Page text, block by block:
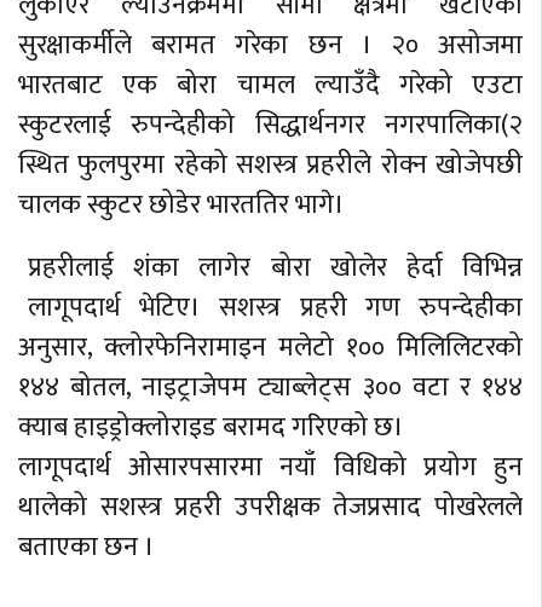
सुरक्षाकर्मीले बरामत गरेका छन । २० असोजमा
भारतबाट एक बोरा चामल ल्याउँदै गरेको एउटा
स्कुटरलाई रुपन्देहीको सिद्धार्थनगर नगरपालिका(२
स्थित फुलपुरमा रहेको सशस्त्र प्रहरीले रोक्न खोजेपछी
चालक स्कुटर छोडेर भारततिर भागे।
प्रहरीलाई शंका लागेर बोरा खोलेर हेर्दा विभिन्न
लागूपदार्थ भेटिए। सशस्त्र प्रहरी गण रुपन्देहीका
अनुसार, क्लोरफेनिरामाइन मलेटो १०० मिलिलिटरको
१४४ बोतल, नाइट्राजेपम ट्याब्लेट्स ३०० वटा र १४४
क्याब हाइड्रोक्लोराइड बरामद गरिएको छ।
लागूपदार्थ ओसारपसारमा नयाँ विधिको प्रयोग हुन
थालेको सशस्त्र प्रहरी उपरीक्षक तेजप्रसाद पोखरेलले
बताएका छन ।